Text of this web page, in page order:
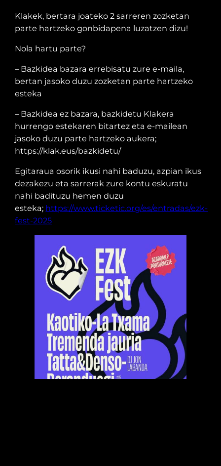
Klakek, bertara joateko 2 sarreren zozketan
parte hartzeko gonbidapena luzatzen dizu!
Nola hartu parte?
– Bazkidea bazara errebisatu zure e-maila,
bertan jasoko duzu zozketan parte hartzeko
esteka
– Bazkidea ez bazara, bazkidetu Klakera
hurrengo estekaren bitartez eta e-mailean
jasoko duzu parte hartzeko aukera;
https://klak.eus/bazkidetu/
Egitaraua osorik ikusi nahi baduzu, azpian ikus
dezakezu eta sarrerak zure kontu eskuratu
nahi badituzu hemen duzu
esteka; https://www.ticketic.org/es/entradas/ezk-
fest-2025